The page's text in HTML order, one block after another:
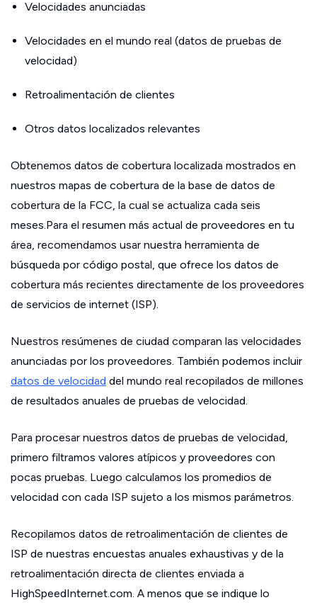
Velocidades anunciadas
Velocidades en el mundo real (datos de pruebas de
velocidad)
Retroalimentación de clientes
Otros datos localizados relevantes
Obtenemos datos de cobertura localizada mostrados en
nuestros mapas de cobertura de la base de datos de
cobertura de la FCC, la cual se actualiza cada seis
meses.Para el resumen más actual de proveedores en tu
área, recomendamos usar nuestra herramienta de
búsqueda por código postal, que ofrece los datos de
cobertura más recientes directamente de los proveedores
de servicios de internet (ISP).
Nuestros resúmenes de ciudad comparan las velocidades
anunciadas por los proveedores. También podemos incluir
datos de velocidad del mundo real recopilados de millones
de resultados anuales de pruebas de velocidad.
Para procesar nuestros datos de pruebas de velocidad,
primero filtramos valores atípicos y proveedores con
pocas pruebas. Luego calculamos los promedios de
velocidad con cada ISP sujeto a los mismos parámetros.
Recopilamos datos de retroalimentación de clientes de
ISP de nuestras encuestas anuales exhaustivas y de la
retroalimentación directa de clientes enviada a
HighSpeedInternet.com. A menos que se indique lo